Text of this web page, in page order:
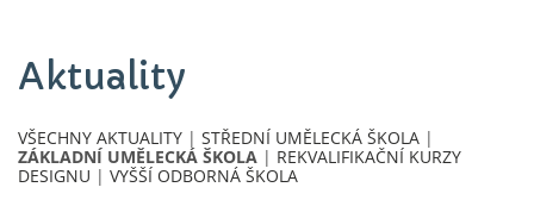
Aktuality
VŠECHNY AKTUALITY | STŘEDNÍ UMĚLECKÁ ŠKOLA |
ZÁKLADNÍ UMĚLECKÁ ŠKOLA | REKVALIFIKAČNÍ KURZY
DESIGNU | VYŠŠÍ ODBORNÁ ŠKOLA